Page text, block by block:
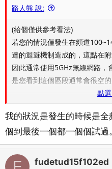
路人熊 說:
(給個僅供參考看法)
若您的情況僅發生在頻道
達的迴避機制造成的，這點在
因此通常使用5GHz無線網路
是您看到這個區段通常會很空
無線規章與迴避規則
點
我的狀況是發生的時候是
個到最後一個都一個個試過。
fudetud15f102ed